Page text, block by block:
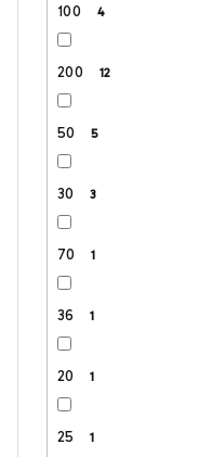
100 4
200 12
50 5
30 3
70 1
36 1
20 1
25 1